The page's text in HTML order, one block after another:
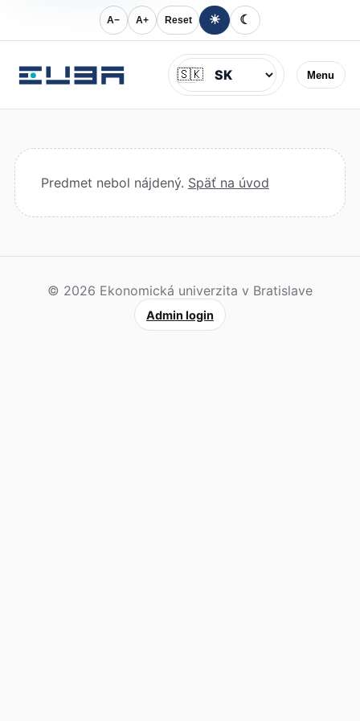
A− A+ Reset ☀ ☾
Menu
Jazyk
🇸🇰
Predmet nebol nájdený. Späť na úvod
© 2026 Ekonomická univerzita v Bratislave
Admin login